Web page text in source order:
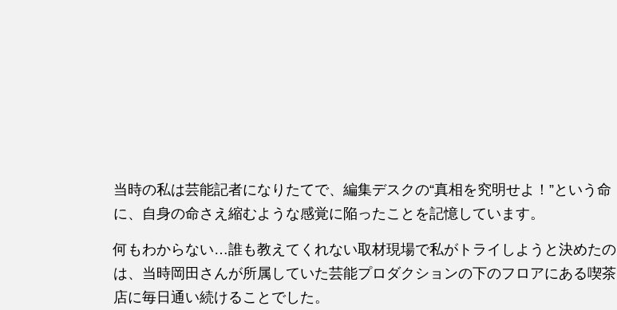
当時の私は芸能記者になりたてで、編集デスクの“真相を究明せよ！”という命
に、自身の命さえ縮むような感覚に陥ったことを記憶しています。
何もわからない…誰も教えてくれない取材現場で私がトライしようと決めたの
は、当時岡田さんが所属していた芸能プロダクションの下のフロアにある喫茶
店に毎日通い続けることでした。